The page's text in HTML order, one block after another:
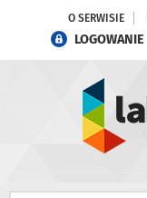
O SERWISIE
LOGOWANIE